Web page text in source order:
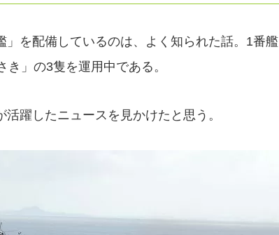
を配備しているのは、よく知られた話。1番艦
き」の3隻を運用中である。
躍したニュースを見かけたと思う。